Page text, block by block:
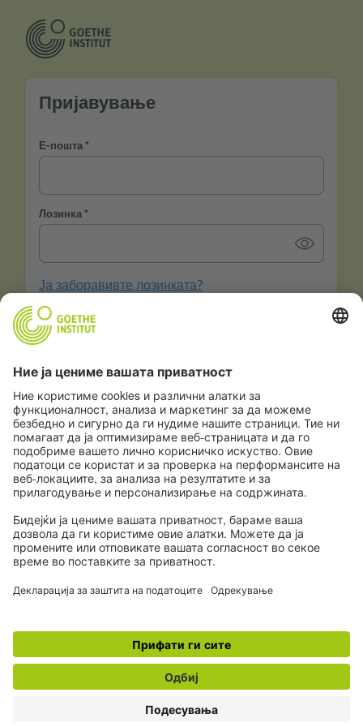
Пријавување
Е-пошта
Лозинка
Ја заборавивте лозинката?
Сакате да останете најавени?
Дали сте нови во Goethe-Institut?Дознајте повеќе
Регистрирање
© 2026 Goethe-Institut
Контакт
Импресум
Одредби за заштита на личните податоци